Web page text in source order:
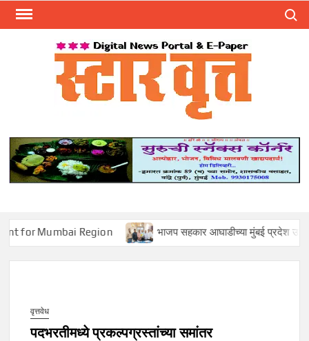
Skip
Region भाजप सहकार आघाडीच्या मुंबई प्रदेश उपाध्यक्षपदी
वृत्तवेध
पदभरतीमध्ये प्रकल्पग्रस्तांच्या समांतर